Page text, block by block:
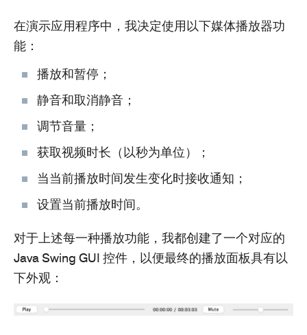
在演示应用程序中，我决定使用以下媒体播放器功
能：
播放和暂停；
静音和取消静音；
调节音量；
获取视频时长（以秒为单位）；
当当前播放时间发生变化时接收通知；
设置当前播放时间。
对于上述每一种播放功能，我都创建了一个对应的
Java Swing GUI 控件，以便最终的播放面板具有以
下外观：